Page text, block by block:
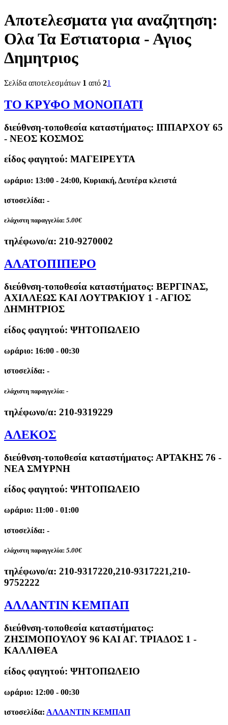
Αποτελεσματα για αναζητηση:
Ολα Τα Εστιατορια - Αγιος
Δημητριος
Σελίδα αποτελεσμάτων 1 από 21
ΤΟ ΚΡΥΦΟ ΜΟΝΟΠΑΤΙ
διεύθνση-τοποθεσία καταστήματος: ΙΠΠΑΡΧΟΥ 65
- ΝΕΟΣ ΚΟΣΜΟΣ
είδος φαγητού: ΜΑΓΕΙΡΕΥΤΑ
ωράριο: 13:00 - 24:00, Κυριακή, Δευτέρα κλειστά
ιστοσελίδα: -
ελάχιστη παραγγελία: 5.00€
τηλέφωνο/α: 210-9270002
ΑΛΑΤΟΠΙΠΕΡΟ
διεύθνση-τοποθεσία καταστήματος: ΒΕΡΓΙΝΑΣ,
ΑΧΙΛΛΕΩΣ ΚΑΙ ΛΟΥΤΡΑΚΙΟΥ 1 - ΑΓΙΟΣ
ΔΗΜΗΤΡΙΟΣ
είδος φαγητού: ΨΗΤΟΠΩΛΕΙΟ
ωράριο: 16:00 - 00:30
ιστοσελίδα: -
ελάχιστη παραγγελία: -
τηλέφωνο/α: 210-9319229
ΑΛΕΚΟΣ
διεύθνση-τοποθεσία καταστήματος: ΑΡΤΑΚΗΣ 76 -
ΝΕΑ ΣΜΥΡΝΗ
είδος φαγητού: ΨΗΤΟΠΩΛΕΙΟ
ωράριο: 11:00 - 01:00
ιστοσελίδα: -
ελάχιστη παραγγελία: 5.00€
τηλέφωνο/α: 210-9317220,210-9317221,210-
9752222
ΑΛΛΑΝΤΙΝ ΚΕΜΠΑΠ
διεύθνση-τοποθεσία καταστήματος:
ΖΗΣΙΜΟΠΟΥΛΟΥ 96 ΚΑΙ ΑΓ. ΤΡΙΑΔΟΣ 1 -
ΚΑΛΛΙΘΕΑ
είδος φαγητού: ΨΗΤΟΠΩΛΕΙΟ
ωράριο: 12:00 - 00:30
ιστοσελίδα: ΑΛΛΑΝΤΙΝ ΚΕΜΠΑΠ